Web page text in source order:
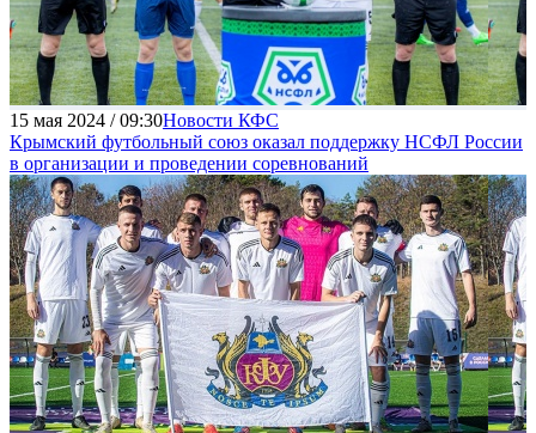
15 мая 2024 / 09:30Новости КФС
Крымский футбольный союз оказал поддержку НСФЛ России
в организации и проведении соревнований